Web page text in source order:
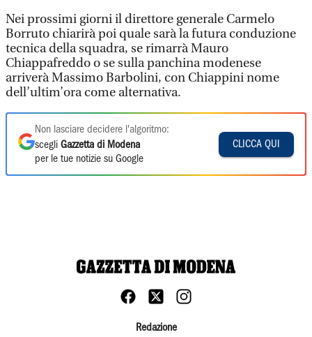
Nei prossimi giorni il direttore generale Carmelo
Borruto chiarirà poi quale sarà la futura conduzione
tecnica della squadra, se rimarrà Mauro
Chiappafreddo o se sulla panchina modenese
arriverà Massimo Barbolini, con Chiappini nome
dell’ultim’ora come alternativa.
Non lasciare decidere l'algoritmo:
scegli Gazzetta di Modena
per le tue notizie su Google
CLICCA QUI
Redazione